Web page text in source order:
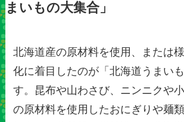
まいもの大集合」
北海道産の原材料を使用、または
化に着目したのが「北海道うまい
す。昆布や山わさび、ニンニクや
の原材料を使用したおにぎりや麺